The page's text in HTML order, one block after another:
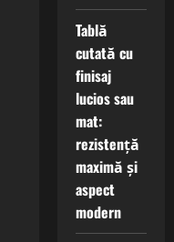
Tablă
cutată cu
finisaj
lucios sau
mat:
rezistență
maximă și
aspect
modern